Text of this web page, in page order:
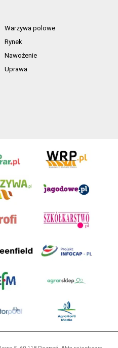
Warzywa polowe
Rynek
Nawożenie
Uprawa